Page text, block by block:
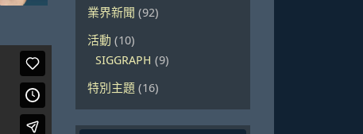
業界新聞 (92)
活動 (10)
SIGGRAPH (9)
特別主題 (16)